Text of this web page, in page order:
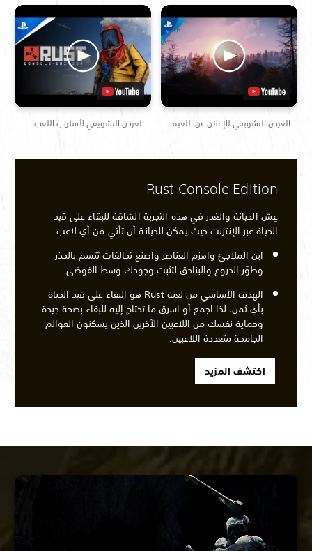
العرض التشويقي لأسلوب اللعب العرض التشويقي للإعلان عن اللعبة
Rust Console Edition
عِش الخيانة والغدر في هذه التجربة الشاقة للبقاء على قيد
الحياة عبر الإنترنت حيث يمكن للخيانة أن تأتي من أي لاعب.
ابنِ الملاجئ واهزم العناصر واصنع تحالفات تتسم بالحذر
وطوّر الدروع والبنادق لتثبت وجودك وسط الفوضى.
الهدف الأساسي من لعبة Rust هو البقاء على قيد الحياة
بأي ثمن، لذا اجمع أو اسرق ما تحتاج إليه للبقاء بصحة جيدة
وحماية نفسك من اللاعبين الآخرين الذين يسكنون العوالم
الجامحة متعددة اللاعبين.
اكتشف المزيد